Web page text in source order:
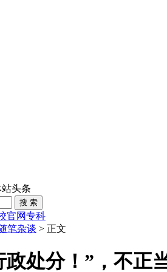
站头条
官网专科
笔杂谈 > 正文
政处分！”，不正